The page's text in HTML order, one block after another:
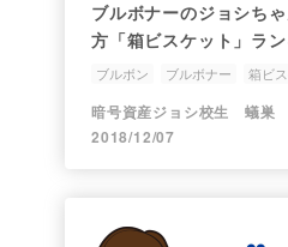
ブルボナーのジョシち
方「箱ビスケット」ラ
ブルボン ブルボナー 箱ビ
暗号資産ジョシ校生 蟻巣
2018/12/07